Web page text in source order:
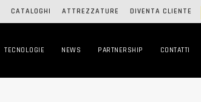
CATALOGHI ATTREZZATURE DIVENTA CLIENTE
TECNOLOGIE NEWS PARTNERSHIP CONTATTI